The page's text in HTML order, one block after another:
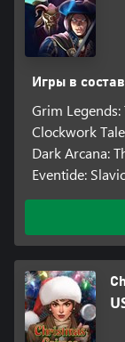
Игры в
Grim Legends:
Clockwork
Dark Arcana:
Eventide: